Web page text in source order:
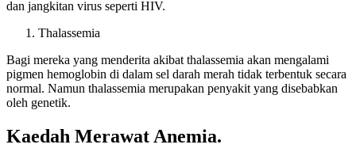
dan jangkitan virus seperti HIV.
Thalassemia
Bagi mereka yang menderita akibat thalassemia akan mengalami
pigmen hemoglobin di dalam sel darah merah tidak terbentuk secara
normal. Namun thalassemia merupakan penyakit yang disebabkan
oleh genetik.
Kaedah Merawat Anemia.